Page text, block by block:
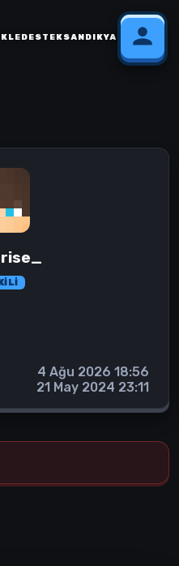
DESTEKSANDIKYARDIM
4 Ağu 2026 18:56
21 May 2024 23:11